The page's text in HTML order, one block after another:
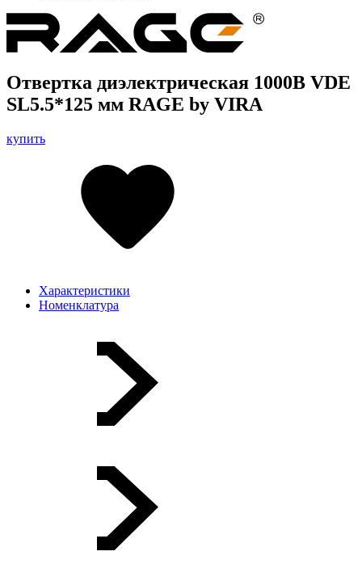
Отвертка диэлектрическая 1000В VDE
SL5.5*125 мм RAGE by VIRA
купить
Характеристики
Номенклатура